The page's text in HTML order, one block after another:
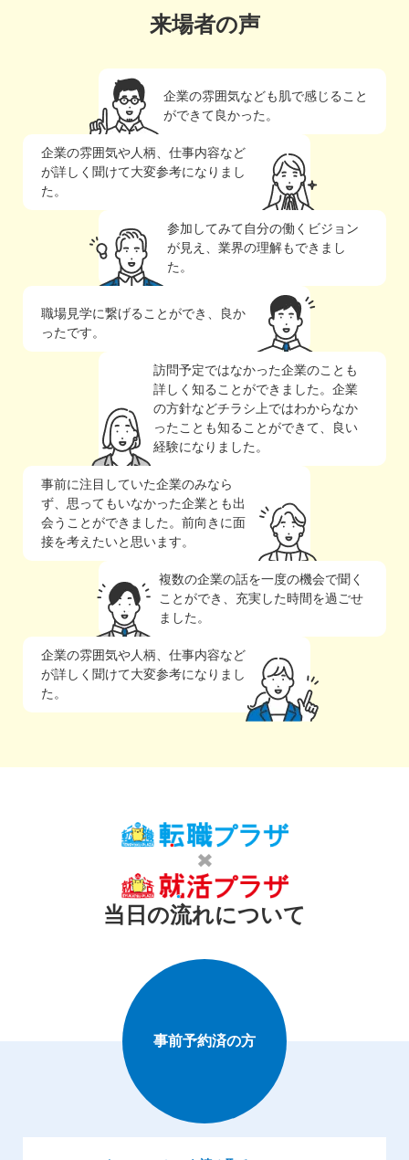
来場者の声
企業の雰囲気なども肌で感じること
ができて良かった。
企業の雰囲気や人柄、仕事内容など
が詳しく聞けて大変参考になりまし
た。
参加してみて自分の働くビジョン
が見え、業界の理解もできまし
た。
職場見学に繋げることができ、良か
ったです。
訪問予定ではなかった企業のことも
詳しく知ることができました。企業
の方針などチラシ上ではわからなか
ったことも知ることができて、良い
経験になりました。
事前に注目していた企業のみなら
ず、思ってもいなかった企業とも出
会うことができました。前向きに面
接を考えたいと思います。
複数の企業の話を一度の機会で聞く
ことができ、充実した時間を過ごせ
ました。
企業の雰囲気や人柄、仕事内容など
が詳しく聞けて大変参考になりまし
た。
当日の流れについて
事前予約済の方